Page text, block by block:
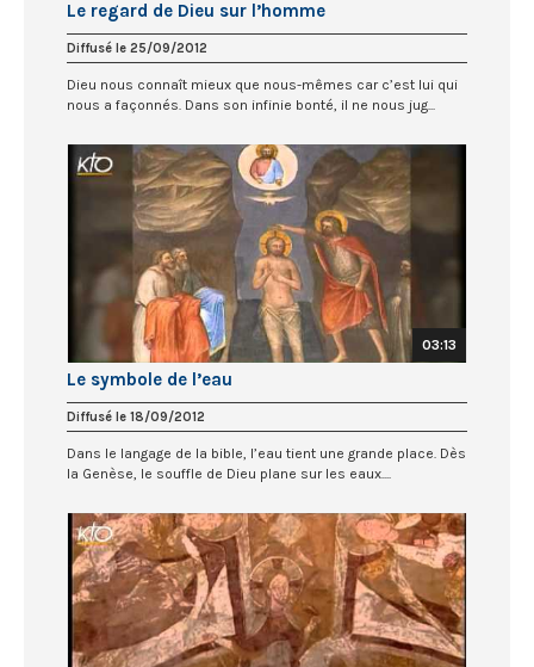
Le regard de Dieu sur l’homme
Diffusé le 25/09/2012
Dieu nous connaît mieux que nous-mêmes car c’est lui qui
nous a façonnés. Dans son infinie bonté, il ne nous jug...
03:13
Le symbole de l’eau
Diffusé le 18/09/2012
Dans le langage de la bible, l’eau tient une grande place. Dès
la Genèse, le souffle de Dieu plane sur les eaux....